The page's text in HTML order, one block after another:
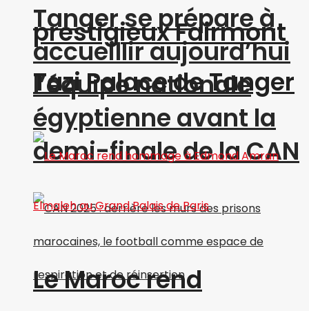
Tanger se prépare à
accueillir aujourd’hui
l’équipe nationale
égyptienne avant la
demi-finale de la CAN
prestigieux Fairmont
Tazi Palace de Tanger
Le Maroc rend